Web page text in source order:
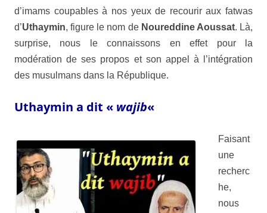
d’imams coupables à nos yeux de recourir aux fatwas
d’Uthaymin, figure le nom de Noureddine Aoussat. Là,
surprise, nous le connaissons en effet pour la
modération de ses propos et son appel à l’intégration
des musulmans dans la République.
Uthaymin a dit « wajib«
Faisant
une
recherc
he,
nous